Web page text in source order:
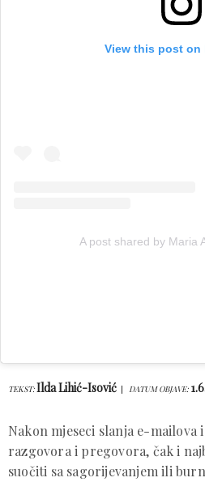
View this post on
A post shared by Maria
TEKST:Ilda Lihić-Isović DATUM OBJAVE:
Nakon mjeseci slanja e-
razgovora i pregovora, čak i
suočiti sa sagorijevanjem ili